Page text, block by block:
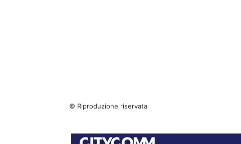
© Riproduzione riservata